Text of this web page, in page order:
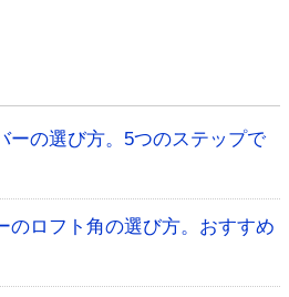
ーの選び方。5つのステップで
のロフト角の選び方。おすすめ